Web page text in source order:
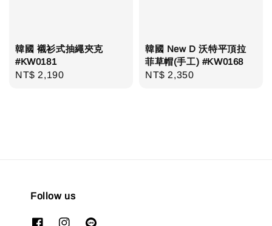
韓國 襯衫式抽繩夾克
#KW0181
Regular
NT$ 2,190
韓國 New D 沃特平頂拉
菲草帽(手工) #KW0168
Regular
NT$ 2,350
Follow us